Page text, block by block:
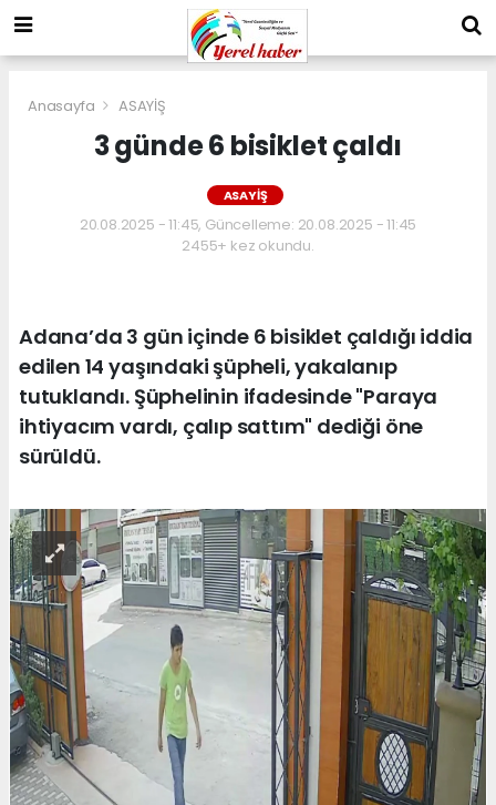
Anasayfa ASAYİŞ
3 günde 6 bisiklet çaldı
ASAYİŞ
20.08.2025 - 11:45, Güncelleme: 20.08.2025 - 11:45
2455+ kez okundu.
Adana’da 3 gün içinde 6 bisiklet çaldığı iddia
edilen 14 yaşındaki şüpheli, yakalanıp
tutuklandı. Şüphelinin ifadesinde "Paraya
ihtiyacım vardı, çalıp sattım" dediği öne
sürüldü.